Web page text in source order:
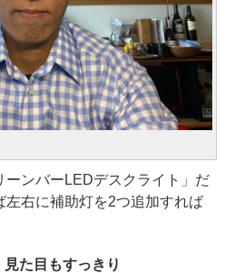
ンバーLEDデスクライト」だ
左右に補助灯を2つ追加すれば
た目もすっきり